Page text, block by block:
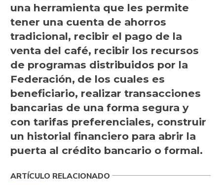
una herramienta que les permite
tener una cuenta de ahorros
tradicional, recibir el pago de la
venta del café, recibir los recursos
de programas distribuidos por la
Federación, de los cuales es
beneficiario, realizar transacciones
bancarias de una forma segura y
con tarifas preferenciales, construir
un historial financiero para abrir la
puerta al crédito bancario o formal.
ARTÍCULO RELACIONADO